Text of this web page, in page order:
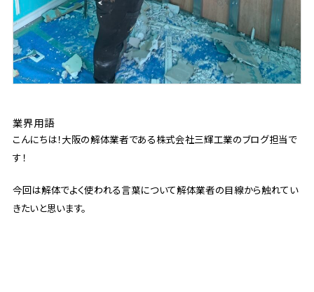
業界用語
こんにちは！大阪の解体業者である株式会社三輝工業のブログ担当で
す！
今回は解体でよく使われる言葉について解体業者の目線から触れてい
きたいと思います。